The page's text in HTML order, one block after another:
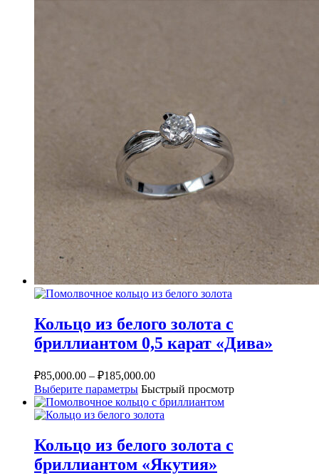
Кольцо из белого золота с
бриллиантом 0,5 карат «Дива»
₽85,000.00 – ₽185,000.00
Выберите параметры Быстрый просмотр
Кольцо из белого золота с
бриллиантом «Якутия»